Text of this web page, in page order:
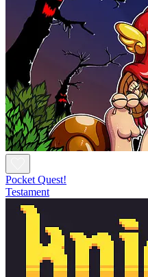
Pocket Quest!
Testament